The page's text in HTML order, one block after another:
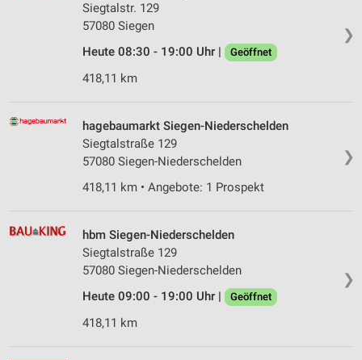
❯
Siegtalstr. 129
57080 Siegen
Heute 08:30 - 19:00 Uhr |
Geöffnet
418,11 km
❯
hagebaumarkt Siegen-Niederschelden
Siegtalstraße 129
57080 Siegen-Niederschelden
418,11 km • Angebote: 1 Prospekt
❯
hbm Siegen-Niederschelden
Siegtalstraße 129
57080 Siegen-Niederschelden
Heute 09:00 - 19:00 Uhr |
Geöffnet
418,11 km